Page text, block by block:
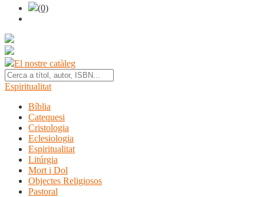
(0)
El nostre catàleg
Espiritualitat
Bíblia
Catequesi
Cristologia
Eclesiologia
Espiritualitat
Litúrgia
Mort i Dol
Objectes Religiosos
Pastoral